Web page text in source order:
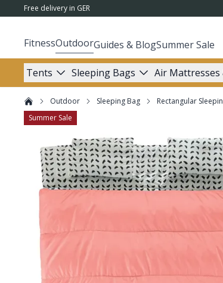
Free delivery in GER
FitnessOutdoorGuides & BlogSummer Sale
Tents Sleeping Bags Air Mattresses
Outdoor Sleeping Bag Rectangular
Summer Sale